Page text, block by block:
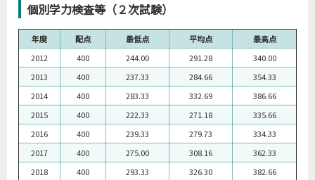
個別学力検査等（２次試験）
年度 配点 最低点 平均点
最高点
2012
400 244.00 291.28
340.00
2013
400 237.33 284.66
354.33
2014
400 283.33 332.69
386.66
2015
400 222.33 271.18
335.66
2016
400 239.33 279.73
334.33
2017
400 275.00 308.16
362.33
2018
400 293.33 326.30
382.66